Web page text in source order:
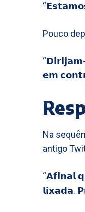
Pouco
𝗲𝗺
Na
antigo
“𝗔𝗳𝗶𝗻𝗮𝗹
𝗹𝗶𝘅𝗮𝗱𝗮.